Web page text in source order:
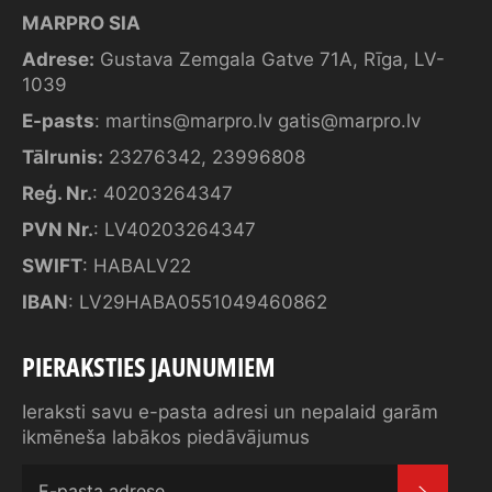
MARPRO SIA
Adrese: Gustava Zemgala Gatve 71A, Rīga, LV-
1039
E-pasts: martins@marpro.lv gatis@marpro.lv
Tālrunis: 23276342, 23996808
Reģ. Nr.: 40203264347
PVN Nr.: LV40203264347
SWIFT: HABALV22
IBAN: LV29HABA0551049460862
PIERAKSTIES JAUNUMIEM
Ieraksti savu e-pasta adresi un nepalaid garām
ikmēneša labākos piedāvājumus